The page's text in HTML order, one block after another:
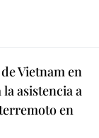
Vietnam en
asistencia a
en